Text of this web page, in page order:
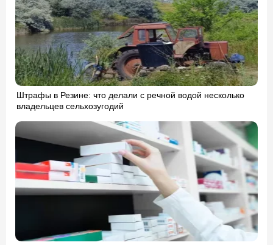
Штрафы в Резине: что делали с речной водой несколько
владельцев сельхозугодий